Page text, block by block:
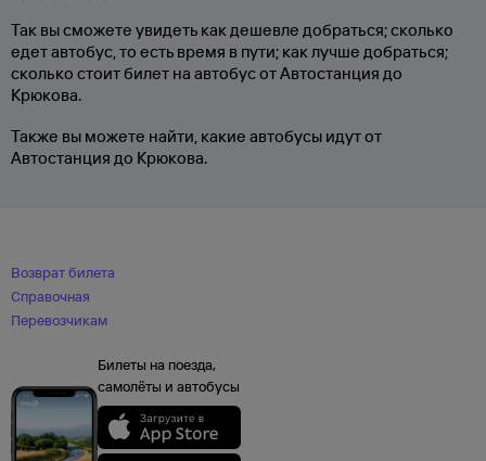
Так вы сможете увидеть как дешевле добраться; сколько
едет автобус, то есть время в пути; как лучше добраться;
сколько стоит билет на автобус от Автостанция до
Крюкова.
Также вы можете найти, какие автобусы идут от
Автостанция до Крюкова.
Возврат билета
Справочная
Перевозчикам
Билеты на поезда,
самолёты и автобусы